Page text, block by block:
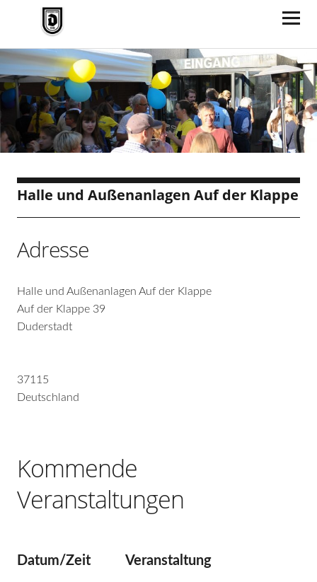
TV Jahn Duderstadt
Halle und Außenanlagen Auf der Klappe
Adresse
Halle und Außenanlagen Auf der Klappe
Auf der Klappe 39
Duderstadt
37115
Deutschland
Kommende
Veranstaltungen
Datum/Zeit Veranstaltung